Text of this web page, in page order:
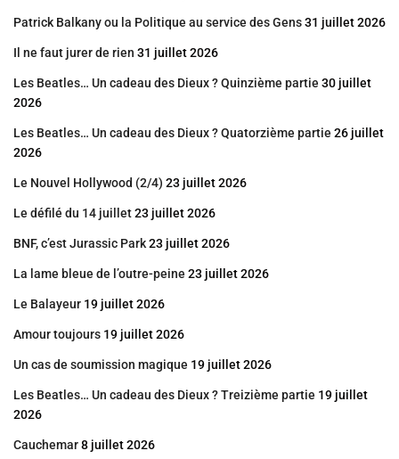
Patrick Balkany ou la Politique au service des Gens31 juillet 2026
Il ne faut jurer de rien 31 juillet 2026
Les Beatles… Un cadeau des Dieux ? Quinzième partie 30 juillet
2026
Les Beatles… Un cadeau des Dieux ? Quatorzième partie 26 juillet
2026
Le Nouvel Hollywood (2/4) 23 juillet 2026
Le défilé du 14 juillet23 juillet 2026
BNF, c’est Jurassic Park23 juillet 2026
La lame bleue de l’outre-peine 23 juillet 2026
Le Balayeur 19 juillet 2026
Amour toujours 19 juillet 2026
Un cas de soumission magique 19 juillet 2026
Les Beatles… Un cadeau des Dieux ? Treizième partie 19 juillet
2026
Cauchemar8 juillet 2026